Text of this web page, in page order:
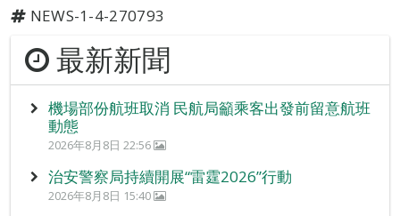
NEWS-1-4-270793
最新新聞
機場部份航班取消 民航局籲乘客出發前留意航班
動態
2026年8月8日 22:56
治安警察局持續開展“雷霆2026”行動
2026年8月8日 15:40